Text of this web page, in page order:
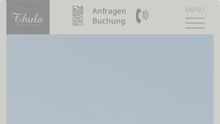
Anfragen
Buchung
09904 / 8110990MENÜ